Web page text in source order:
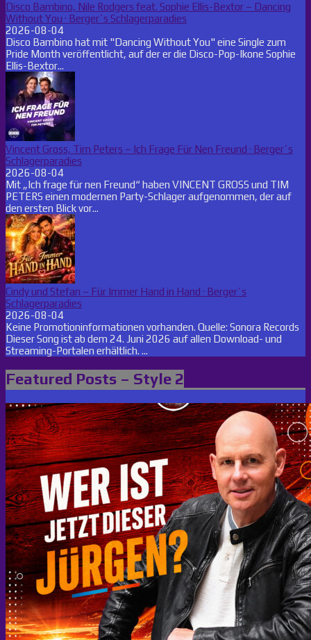
Disco Bambino, Nile Rodgers feat. Sophie Ellis-Bextor – Dancing
Without You · Berger´s Schlagerparadies
2026-08-04
Disco Bambino hat mit "Dancing Without You" eine Single zum
Pride Month veröffentlicht, auf der er die Disco-Pop-Ikone Sophie
Ellis-Bextor...
Vincent Gross, Tim Peters – Ich Frage Für Nen Freund · Berger´s
Schlagerparadies
2026-08-04
Mit „Ich frage für nen Freund“ haben VINCENT GROSS und TIM
PETERS einen modernen Party-Schlager aufgenommen, der auf
den ersten Blick vor...
Cindy und Stefan – Für Immer Hand in Hand · Berger´s
Schlagerparadies
2026-08-04
Keine Promotioninformationen vorhanden. Quelle: Sonora Records
Dieser Song ist ab dem 24. Juni 2026 auf allen Download- und
Streaming-Portalen erhältlich. ...
Featured Posts – Style 2